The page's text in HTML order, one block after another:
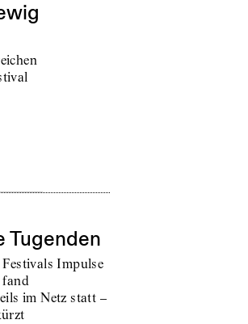
Tugenden
Impulse
fand
im Netz statt –